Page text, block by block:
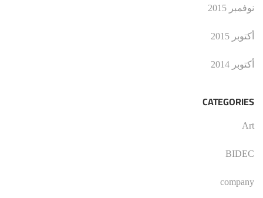
نوفمبر 2015
أكتوبر 2015
أكتوبر 2014
CATEGORIES
Art
BIDEC
company